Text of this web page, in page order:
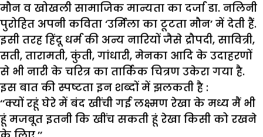
मौन व खोखली सामाजिक मान्यता का दर्जा डा. नलिनी
पुरोहित अपनी कविता ‘उर्मिला का टूटता मौन’ में देती हैं.
इसी तरह हिंदू धर्म की अन्य नारियों जैसे द्रौपदी, सावित्री,
सती, तारामती, कुंती, गांधारी, मेनका आदि के उदाहरणों
से भी नारी के चरित्र का तार्किक चित्रण उकेरा गया है.
इस बात की स्पष्टता इन शब्दों में झलकती है :
‘‘क्यों रहूं घेरे में बंद खींची गई लक्ष्मण रेखा के मध्य मैं भी
हूं मजबूत इतनी कि खींच सकती हूं रेखा किसी को रखने